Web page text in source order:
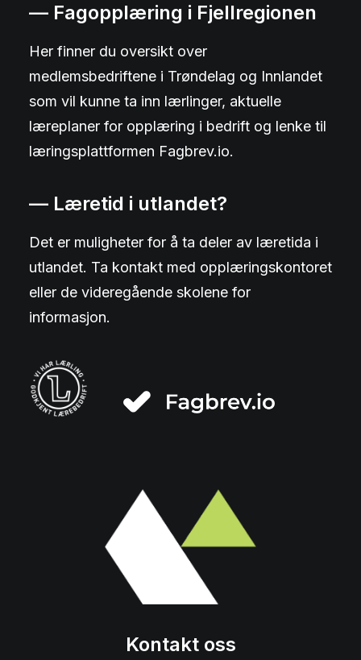
Kontakt oss
— Fagopplæring i Fjellregionen
Her finner du oversikt over
medlemsbedriftene i Trøndelag og Innlandet
som vil kunne ta inn lærlinger, aktuelle
læreplaner for opplæring i bedrift og lenke til
læringsplattformen Fagbrev.io.
— Læretid i utlandet?
Det er muligheter for å ta deler av læretida i
utlandet. Ta kontakt med opplæringskontoret
eller de videregående skolene for
informasjon.